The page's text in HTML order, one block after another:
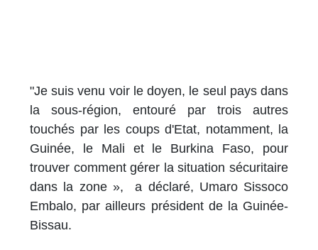
"Je suis venu voir le doyen, le seul pays dans
la sous-région, entouré par trois autres
touchés par les coups d'Etat, notamment, la
Guinée, le Mali et le Burkina Faso, pour
trouver comment gérer la situation sécuritaire
dans la zone », a déclaré, Umaro Sissoco
Embalo, par ailleurs président de la Guinée-
Bissau.